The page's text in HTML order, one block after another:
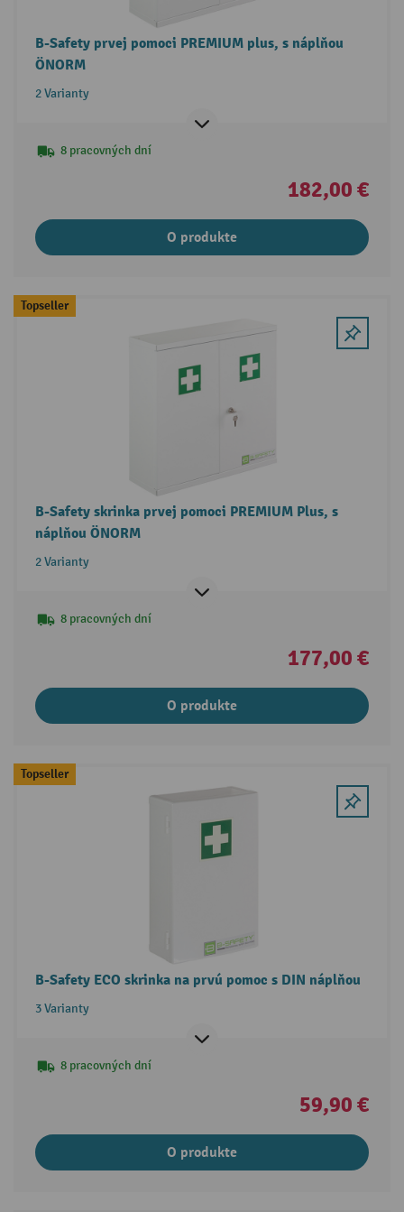
B-Safety prvej pomoci PREMIUM plus, s náplňou
ÖNORM
2 Varianty
8 pracovných dní
182,00 €
O produkte
Topseller
B-Safety skrinka prvej pomoci PREMIUM Plus, s
náplňou ÖNORM
2 Varianty
8 pracovných dní
177,00 €
O produkte
Topseller
B-Safety ECO skrinka na prvú pomoc s DIN náplňou
3 Varianty
8 pracovných dní
59,90 €
O produkte